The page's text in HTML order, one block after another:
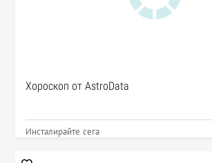
Хороскоп от AstroData
Инсталирайте сега